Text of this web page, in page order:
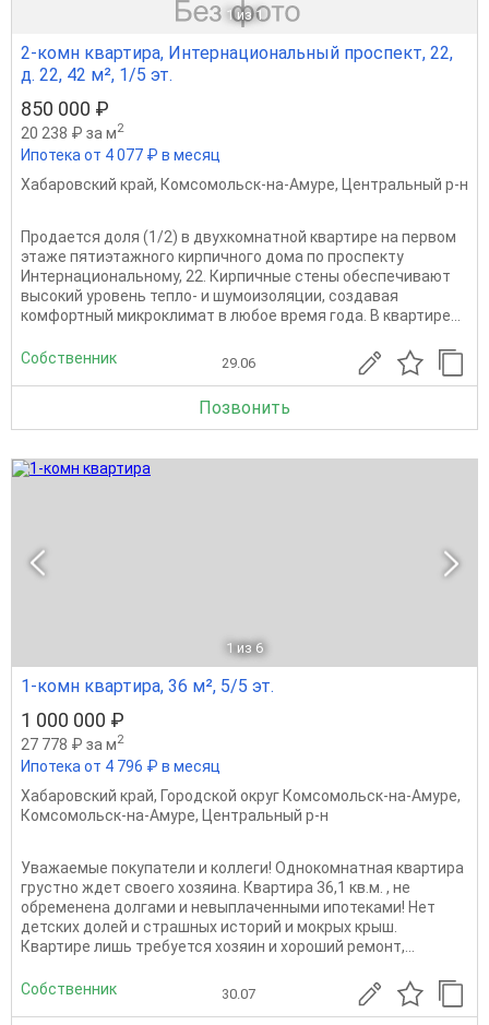
1 из 1
2-комн квартира, Интернациональный проспект, 22,
д. 22, 42 м², 1/5 эт.
850 000 ₽
20 238 ₽ за м2
Ипотека от 4 077 ₽ в месяц
Хабаровский край, Комсомольск-на-Амуре, Центральный р-н
Продается доля (1/2) в двухкомнатной квартире на первом
этаже пятиэтажного кирпичного дома по проспекту
Интернациональному, 22. Кирпичные стены обеспечивают
высокий уровень тепло- и шумоизоляции, создавая
комфортный микроклимат в любое время года. В квартире...
Собственник 29.06
Позвонить
1 из 6
1-комн квартира, 36 м², 5/5 эт.
1 000 000 ₽
27 778 ₽ за м2
Ипотека от 4 796 ₽ в месяц
Хабаровский край, Городской округ Комсомольск-на-Амуре,
Комсомольск-на-Амуре, Центральный р-н
Уважаемые покупатели и коллеги! Однокомнатная квартира
грустно ждет своего хозяина. Квартира 36,1 кв.м. , не
обременена долгами и невыплаченными ипотеками! Нет
детских долей и страшных историй и мокрых крыш.
Квартире лишь требуется хозяин и хороший ремонт,...
Собственник 30.07